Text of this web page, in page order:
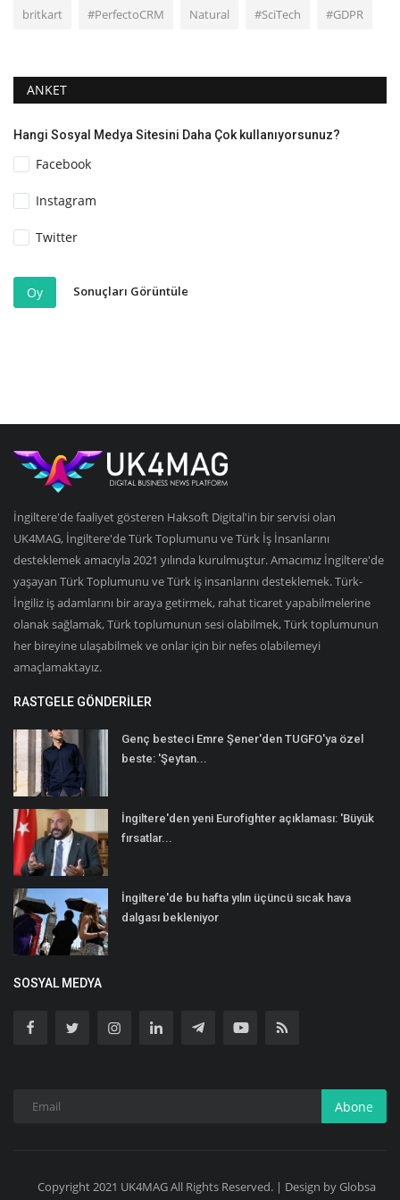
britkart #PerfectoCRM Natural #SciTech #GDPR
ANKET
Hangi Sosyal Medya Sitesini Daha Çok kullanıyorsunuz?
Facebook
Instagram
Twitter
Oy Sonuçları Görüntüle
İngiltere'de faaliyet gösteren Haksoft Digital'in bir servisi olan
UK4MAG, İngiltere'de Türk Toplumunu ve Türk İş İnsanlarını
desteklemek amacıyla 2021 yılında kurulmuştur. Amacımız İngiltere'de
yaşayan Türk Toplumunu ve Türk iş insanlarını desteklemek. Türk-
İngiliz iş adamlarını bir araya getirmek, rahat ticaret yapabilmelerine
olanak sağlamak, Türk toplumunun sesi olabilmek, Türk toplumunun
her bireyine ulaşabilmek ve onlar için bir nefes olabilemeyi
amaçlamaktayız.
RASTGELE GÖNDERILER
Genç besteci Emre Şener'den TUGFO'ya özel
beste: 'Şeytan...
İngiltere'den yeni Eurofighter açıklaması: 'Büyük
fırsatlar...
İngiltere'de bu hafta yılın üçüncü sıcak hava
dalgası bekleniyor
SOSYAL MEDYA
Abone
Copyright 2021 UK4MAG All Rights Reserved. | Design by Globsa